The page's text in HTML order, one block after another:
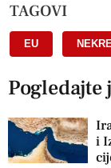
TAGOVI
EU
Pogledajte
i